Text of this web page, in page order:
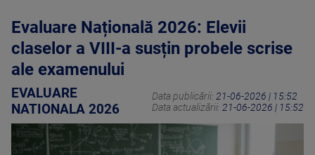
Evaluare Națională 2026: Elevii
claselor a VIII-a susțin probele scrise
ale examenului
EVALUARE
NATIONALA 2026
Data publicării: 21-06-2026 | 15:52
Data actualizării: 21-06-2026 | 15:52